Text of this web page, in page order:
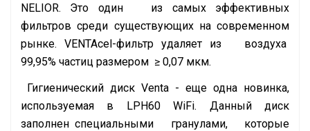
NELIOR. Это один из самых эффективных
фильтров среди существующих на современном
рынке. VENTAcel-фильтр удаляет из воздуха
99,95% частиц размером ≥ 0,07 мкм.
Гигиенический диск Venta - еще одна новинка,
используемая в LPH60 WiFi. Данный диск
заполнен специальными гранулами, которые